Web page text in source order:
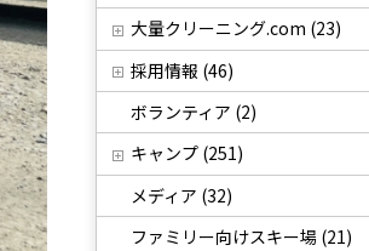
大量クリーニング.com (23)
採用情報 (46)
ボランティア (2)
キャンプ (251)
メディア (32)
ファミリー向けスキー場 (21)